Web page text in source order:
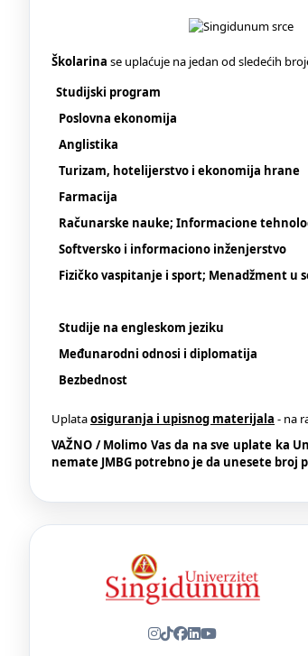
Školarina se uplaćuje na jedan od sledećih
Studijski program
Poslovna ekonomija
Anglistika
Turizam, hotelijerstvo i ekonomija hrane
Farmacija
Računarske nauke; Informacione
Softversko i informaciono inženjerstvo
Fizičko vaspitanje i sport; Menadžment u
Studije na engleskom jeziku
Međunarodni odnosi i diplomatija
Bezbednost
Uplataosiguranja i upisnog materijala - na
VAŽNO / Molimo Vas da na sve uplate ka
nemate JMBG potrebno je da unesete broj